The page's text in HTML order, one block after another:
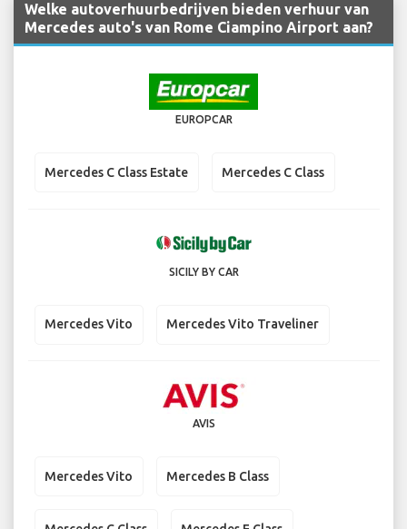
Welke autoverhuurbedrijven bieden verhuur van
Mercedes auto's van Rome Ciampino Airport aan?
EUROPCAR
Mercedes C Class Estate Mercedes C Class
SICILY BY CAR
Mercedes Vito Mercedes Vito Traveliner
AVIS
Mercedes Vito Mercedes B Class